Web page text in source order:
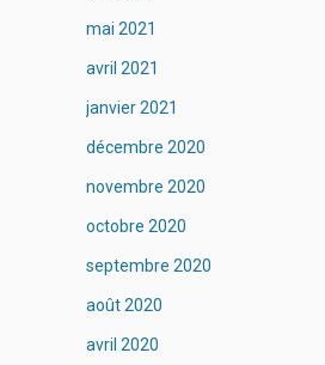
mai 2021
avril 2021
janvier 2021
décembre 2020
novembre 2020
octobre 2020
septembre 2020
août 2020
avril 2020